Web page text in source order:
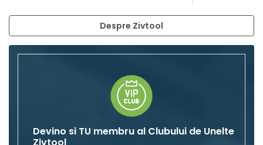
Despre Zivtool
Devino si TU membru al Clubului de Unelte
Zivtool